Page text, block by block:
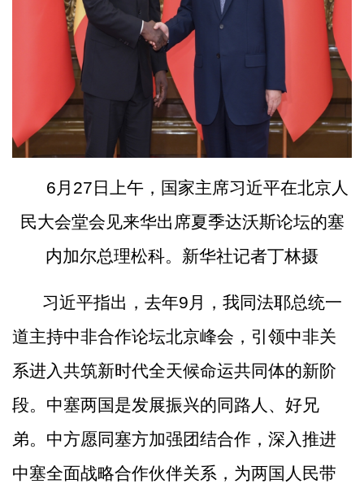
6月27日上午，国家主席习近平在北京人
民大会堂会见来华出席夏季达沃斯论坛的塞
内加尔总理松科。新华社记者丁林摄
习近平指出，去年9月，我同法耶总统一
道主持中非合作论坛北京峰会，引领中非关
系进入共筑新时代全天候命运共同体的新阶
段。中塞两国是发展振兴的同路人、好兄
弟。中方愿同塞方加强团结合作，深入推进
中塞全面战略合作伙伴关系，为两国人民带